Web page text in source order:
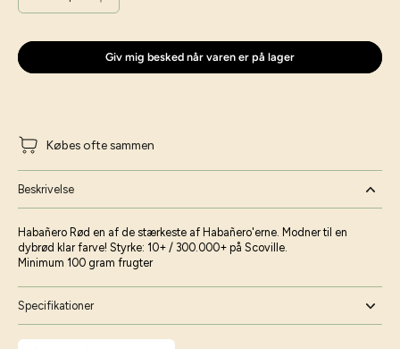
Giv mig besked når varen er på lager
Købes ofte sammen
Beskrivelse
Habañero Rød en af de stærkeste af Habañero'erne. Modner til en
dybrød klar farve! Styrke: 10+ / 300.000+ på Scoville.
Minimum 100 gram frugter
Specifikationer